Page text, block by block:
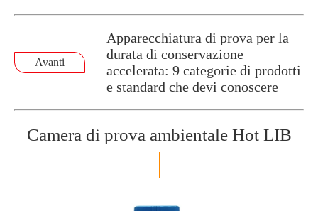
Avanti
Apparecchiatura di prova per la
durata di conservazione
accelerata: 9 categorie di prodotti
e standard che devi conoscere
Camera di prova ambientale Hot LIB